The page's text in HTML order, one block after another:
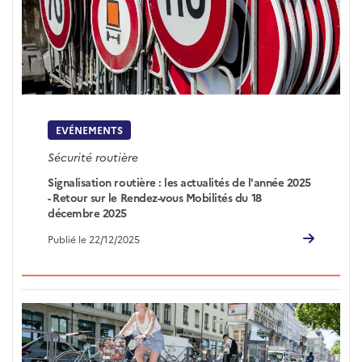
EVÉNEMENTS
Sécurité routière
Signalisation routière : les actualités de l'année 2025
- Retour sur le Rendez-vous Mobilités du 18
décembre 2025
Publié le 22/12/2025